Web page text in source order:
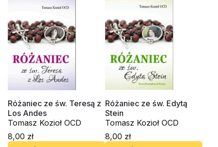
Różaniec ze św. Teresą z
Los Andes
Tomasz Kozioł OCD
8,00 zł
Różaniec ze św. Edytą
Stein
Tomasz Kozioł OCD
8,00 zł